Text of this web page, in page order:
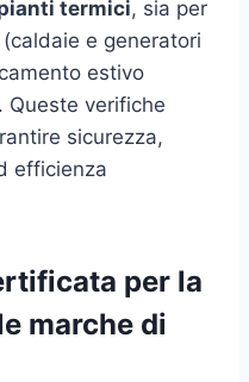
termici, sia per
e generatori
estivo
verifiche
sicurezza,
efficienza
per la
marche di